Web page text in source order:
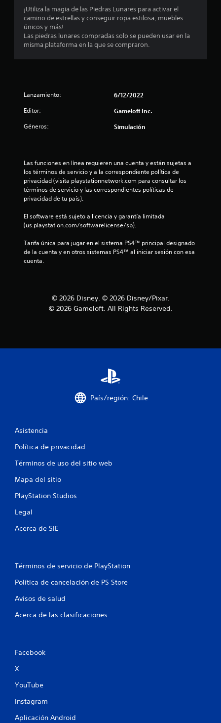
¡Utiliza la magia de las Piedras Lunares para activar el
camino de estrellas y conseguir ropa estilosa, muebles
únicos y más!
Las piedras lunares compradas solo se pueden usar en la
misma plataforma en la que se compraron.
Lanzamiento: 6/12/2022
Editor: Gameloft Inc.
Géneros: Simulación
Las funciones en línea requieren una cuenta y están sujetas a
los términos de servicio y a la correspondiente política de
privacidad (visita playstationnetwork.com para consultar los
términos de servicio y las correspondientes políticas de
privacidad de tu país).
El software está sujeto a licencia y garantía limitada
(us.playstation.com/softwarelicense/sp).
Tarifa única para jugar en el sistema PS4™ principal designado
de la cuenta y en otros sistemas PS4™ al iniciar sesión con esa
cuenta.
© 2026 Disney. © 2026 Disney/Pixar.
© 2026 Gameloft. All Rights Reserved.
País/región: Chile
Asistencia
Política de privacidad
Términos de uso del sitio web
Mapa del sitio
PlayStation Studios
Legal
Acerca de SIE
Términos de servicio de PlayStation
Política de cancelación de PS Store
Avisos de salud
Acerca de las clasificaciones
Facebook
X
YouTube
Instagram
Aplicación Android